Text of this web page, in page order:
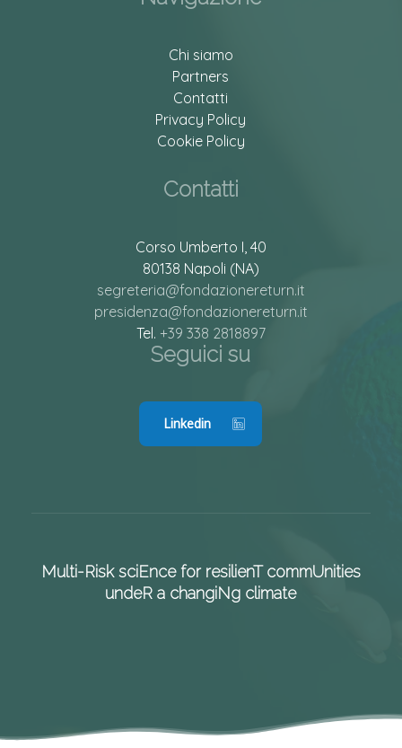
Chi siamo
Partners
Contatti
Privacy Policy
Cookie Policy
Contatti
Corso Umberto I, 40
80138 Napoli (NA)
segreteria@fondazionereturn.it
presidenza@fondazionereturn.it
Tel. +39 338 2818897
Seguici su
Linkedin
Multi-Risk sciEnce for resilienT commUnities
undeR a changiNg climate